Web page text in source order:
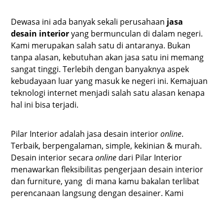
Dewasa ini ada banyak sekali perusahaan jasa
desain interioryang bermunculan di dalam negeri.
Kami merupakan salah satu di antaranya. Bukan
tanpa alasan, kebutuhan akan jasa satu ini memang
sangat tinggi. Terlebih dengan banyaknya aspek
kebudayaan luar yang masuk ke negeri ini. Kemajuan
teknologi internet menjadi salah satu alasan kenapa
hal ini bisa terjadi.
Pilar Interior adalah jasa desain interioronline.
Terbaik, berpengalaman, simple, kekinian & murah.
Desain interior secaraonline dari Pilar Interior
menawarkan fleksibilitas pengerjaan desain interior
dan furniture, yang di mana kamu bakalan terlibat
perencanaan langsung dengan desainer. Kami